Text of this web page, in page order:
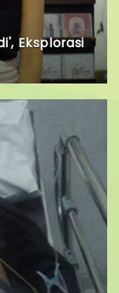
Eksplorasi